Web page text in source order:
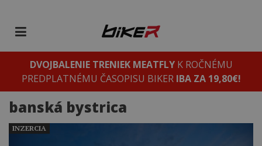
DVOJBALENIE TRENIEK MEATFLYK ROČNÉMU
PREDPLATNÉMU ČASOPISU BIKER IBA ZA 19,80€!
banská bystrica
INZERCIA